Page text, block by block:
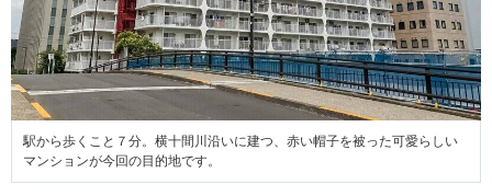
駅から歩くこと７分。横十間川沿いに建つ、赤い帽子を被った可愛らしい
マンションが今回の目的地です。